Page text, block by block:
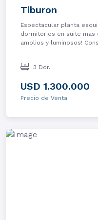
Tiburon
Espectacular planta
dormitorios en suite mas
amplios y luminosos!
3 Dor.
USD 1.300.000
Precio de Venta